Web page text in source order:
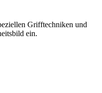
Grifftechniken und
ein.